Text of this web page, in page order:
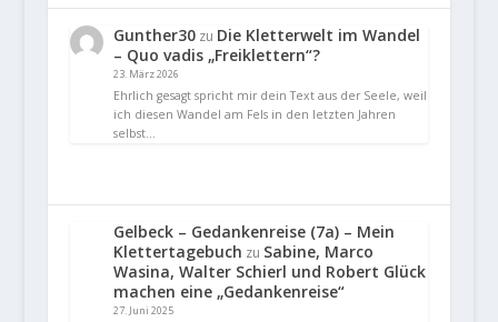
Gunther30zu Die Kletterwelt im Wandel
– Quo vadis „Freiklettern“?
23. März 2026
Ehrlich gesagt spricht mir dein Text aus der Seele, weil
ich diesen Wandel am Fels in den letzten Jahren
selbst…
Gelbeck – Gedankenreise (7a) – Mein
Klettertagebuch zu Sabine, Marco
Wasina, Walter Schierl und Robert Glück
machen eine „Gedankenreise“
27. Juni 2025